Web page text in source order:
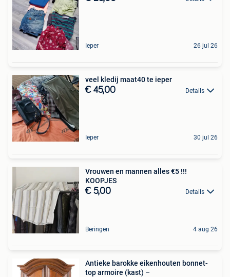
Ieper 26 jul 26
veel kledij maat40 te ieper
€ 45,00 Details
Ieper 30 jul 26
Vrouwen en mannen alles €5 !!!
KOOPJES
€ 5,00 Details
Beringen 4 aug 26
Antieke barokke eikenhouten bonnet-
top armoire (kast) –